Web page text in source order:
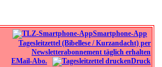
Smartphone-App
EMail-Abo. Druck